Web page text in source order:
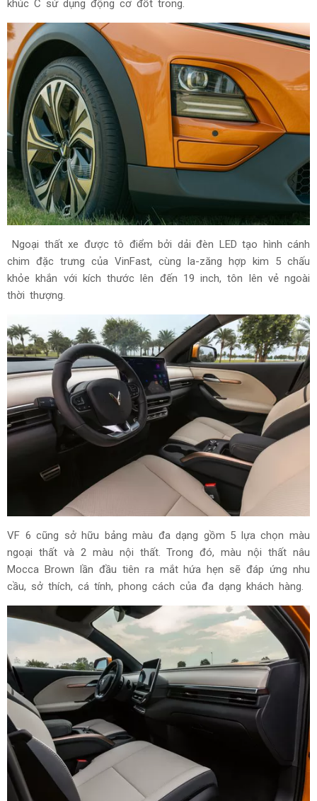
khúc C sử dụng động cơ đốt trong.
Ngoại thất xe được tô điểm bởi dải đèn LED tạo hình cánh
chim đặc trưng của VinFast, cùng la-zăng hợp kim 5 chấu
khỏe khắn với kích thước lên đến 19 inch, tôn lên vẻ ngoài
thời thượng.
VF 6 cũng sở hữu bảng màu đa dạng gồm 5 lựa chọn màu
ngoại thất và 2 màu nội thất. Trong đó, màu nội thất nâu
Mocca Brown lần đầu tiên ra mắt hứa hẹn sẽ đáp ứng nhu
cầu, sở thích, cá tính, phong cách của đa dạng khách hàng.